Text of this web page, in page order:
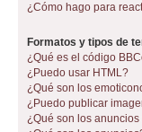
¿Cómo hago para
Formatos y tipos de
¿Qué es el código
¿Puedo usar HTML?
¿Qué son los
¿Puedo publicar
¿Qué son los